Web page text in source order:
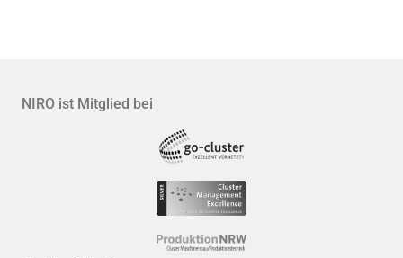
NIRO ist Mitglied bei